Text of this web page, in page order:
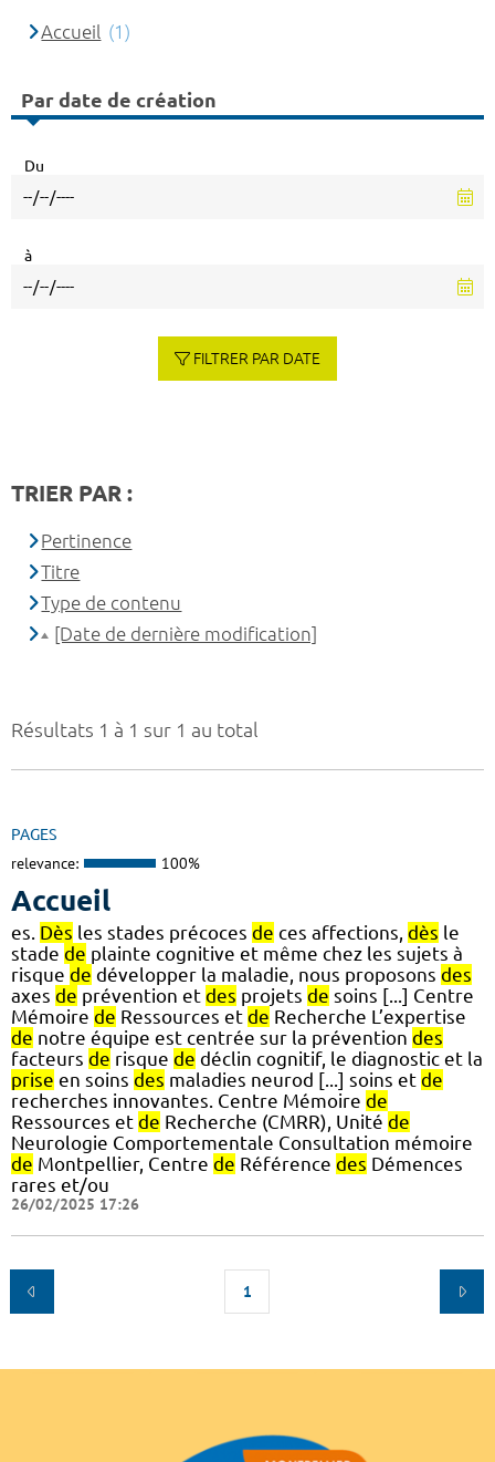
Résultats 1 à 1 sur 1 au total
PAGES
relevance: 100%
Accueil
es. Dès les stades précoces de ces affections, dès le
stade de plainte cognitive et même chez les sujets à
risque de développer la maladie, nous proposons des
axes de prévention et des projets de soins [...] Centre
Mémoire de Ressources et de Recherche L’expertise
de notre équipe est centrée sur la prévention des
facteurs de risque de déclin cognitif, le diagnostic et la
prise en soins des maladies neurod [...] soins et de
recherches innovantes. Centre Mémoire de
Ressources et de Recherche (CMRR), Unité de
Neurologie Comportementale Consultation mémoire
de Montpellier, Centre de Référence des Démences
rares et/ou
26/02/2025 17:26
1
Accueil (1)
Par date de création
Du
à
FILTRER PAR DATE
TRIER PAR :
Pertinence
Titre
Type de contenu
[Date de dernière modification]